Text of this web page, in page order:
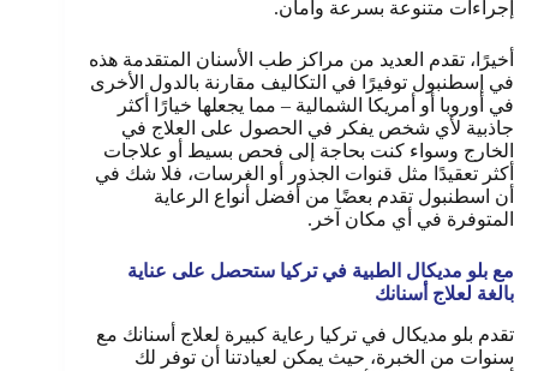
إجراءات متنوعة بسرعة وأمان.
أخيرًا، تقدم العديد من مراكز طب الأسنان المتقدمة هذه
في إسطنبول توفيرًا في التكاليف مقارنة بالدول الأخرى
في أوروبا أو أمريكا الشمالية – مما يجعلها خيارًا أكثر
جاذبية لأي شخص يفكر في الحصول على العلاج في
الخارج وسواء كنت بحاجة إلى فحص بسيط أو علاجات
أكثر تعقيدًا مثل قنوات الجذور أو الغرسات، فلا شك في
أن اسطنبول تقدم بعضًا من أفضل أنواع الرعاية
المتوفرة في أي مكان آخر.
مع بلو مديكال الطبية في تركيا ستحصل على عناية
بالغة لعلاج أسنانك
تقدم بلو مديكال في تركيا رعاية كبيرة لعلاج أسنانك مع
سنوات من الخبرة، حيث يمكن لعيادتنا أن توفر لك